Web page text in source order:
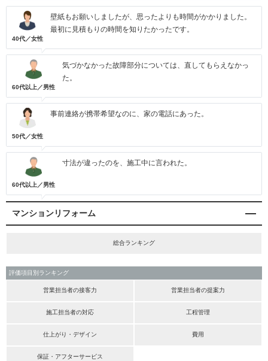
40代／女性
壁紙もお願いしましたが、思ったよりも時間がかかりました。
最初に見積もりの時間を知りたかったです。
60代以上／男性
気づかなかった故障部分については、直してもらえなかっ
た。
50代／女性
事前連絡が携帯希望なのに、家の電話にあった。
60代以上／男性
寸法が違ったのを、施工中に言われた。
マンションリフォーム
総合ランキング
評価項目別ランキング
営業担当者の接客力 営業担当者の提案力
施工担当者の対応 工程管理
仕上がり・デザイン 費用
保証・アフターサービス